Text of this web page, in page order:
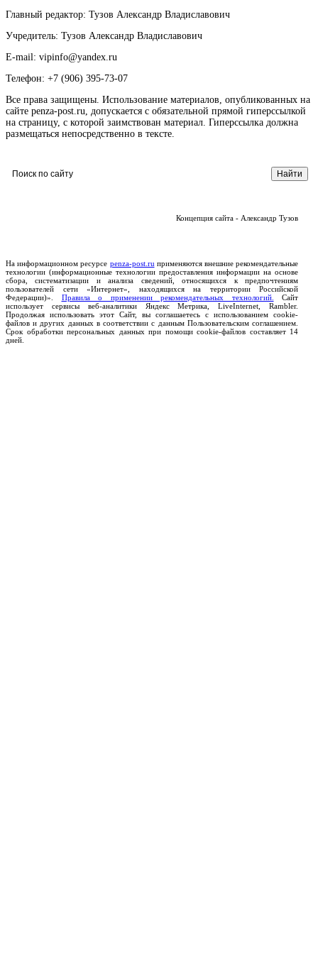
Главный редактор: Тузов Александр Владиславович
Учредитель: Тузов Александр Владиславович
E-mail: vipinfo@yandex.ru
Телефон: +7 (906) 395-73-07
Все права защищены. Использование материалов, опубликованных на
сайте penza-post.ru, допускается с обязательной прямой гиперссылкой
на страницу, с которой заимствован материал. Гиперссылка должна
размещаться непосредственно в тексте.
Концепция сайта - Александр Тузов
На информационном ресурсе penza-post.ru применяются внешние рекомендательные
технологии (информационные технологии предоставления информации на основе
сбора, систематизации и анализа сведений, относящихся к предпочтениям
пользователей сети «Интернет», находящихся на территории Российской
Федерации)». Правила о применении рекомендательных технологий.
Сайт
использует сервисы веб-аналитики Яндекс Метрика, LiveInternet, Rambler.
Продолжая использовать этот Сайт, вы соглашаетесь с использованием cookie-
файлов и других данных в соответствии с данным Пользовательским соглашением.
Срок обработки персональных данных при помощи cookie-файлов составляет 14
дней.